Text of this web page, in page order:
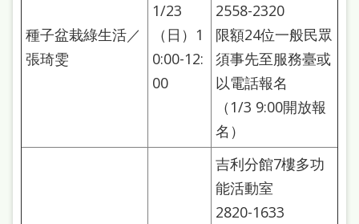
網
站
種子盆栽綠生活／
張琦雯
1/23
（日）1
0:00-12:
00
2558-2320
限額24位一般民眾
須事先至服務臺或
以電話報名
（1/3 9:00開放報
名）
吉利分館7樓多功
能活動室
2820-1633